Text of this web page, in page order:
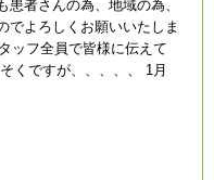
者さんの為、地域の為、
でよろしくお願いいたしま
ッフ全員で皆様に伝えて
くですが、、、、、 1月